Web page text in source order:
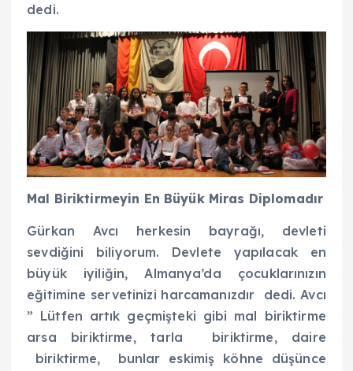
dedi.
Mal Biriktirmeyin En Büyük Miras Diplomadır
Gürkan Avcı herkesin bayrağı, devleti
sevdiğini biliyorum. Devlete yapılacak en
büyük iyiliğin, Almanya’da çocuklarınızın
eğitimine servetinizi harcamanızdır dedi. Avcı
” Lütfen artık geçmişteki gibi mal biriktirme
arsa biriktirme, tarla biriktirme, daire
biriktirme, bunlar eskimiş köhne düşünce